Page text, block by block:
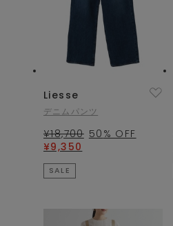
Liesse
デニムパンツ
¥18,700 50 % OFF
¥9,350
SALE